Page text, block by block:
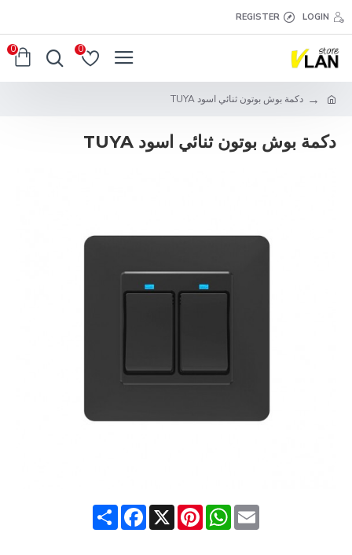
LOGIN
REGISTER
0
0
دكمة بوش بوتون ثنائي اسود TUYA
دكمة بوش بوتون ثنائي اسود TUYA
Share
Facebook X
Pinterest
WhatsAppEmail